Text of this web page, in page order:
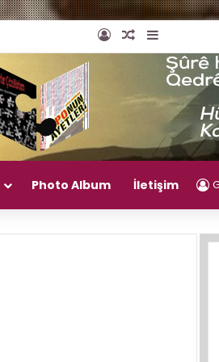
Giriş YapRastgele
Photo Album İletişim